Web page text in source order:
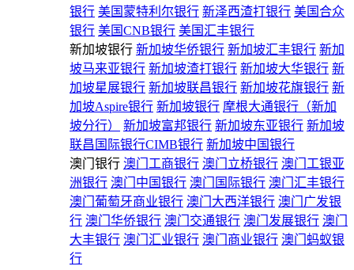
银行 美国蒙特利尔银行 新泽西渣打银行 美国合众
银行 美国CNB银行 美国汇丰银行
新加坡银行 新加坡华侨银行 新加坡汇丰银行 新加
坡马来亚银行 新加坡渣打银行 新加坡大华银行 新
加坡星展银行 新加坡联昌银行 新加坡花旗银行 新
加坡Aspire银行 新加坡银行 摩根大通银行（新加
坡分行）
新加坡富邦银行 新加坡东亚银行 新加坡
联昌国际银行CIMB银行 新加坡中国银行
澳门银行 澳门工商银行 澳门立桥银行 澳门工银亚
洲银行 澳门中国银行 澳门国际银行 澳门汇丰银行
澳门葡萄牙商业银行 澳门大西洋银行 澳门广发银
行 澳门华侨银行 澳门交通银行 澳门发展银行 澳门
大丰银行 澳门汇业银行 澳门商业银行 澳门蚂蚁银
行